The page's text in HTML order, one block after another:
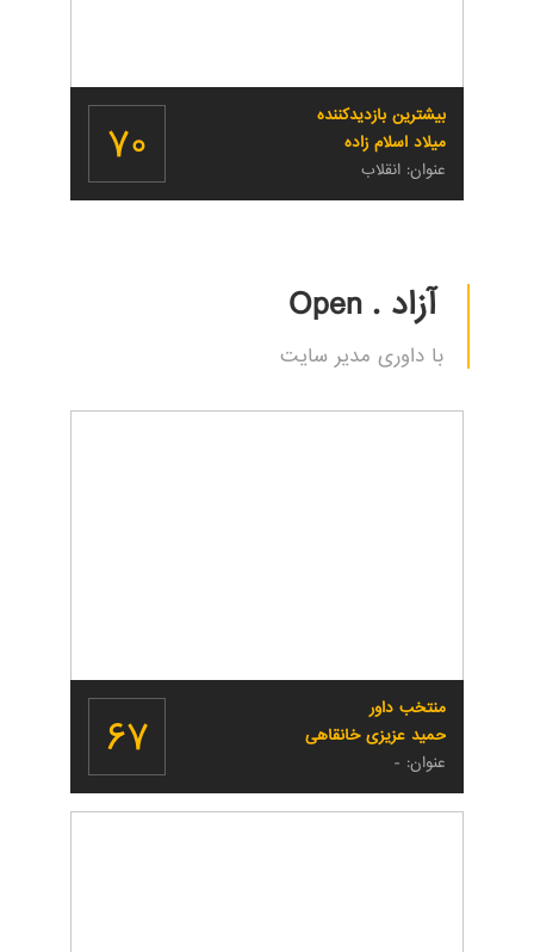
بیشترین بازدیدکننده
میلاد اسلام زاده
عنوان: انقلاب
۷۰
آزاد . Open
با داوری مدیر سایت
منتخب داور
حمید عزیزی خانقاهی
عنوان: -
۶۷